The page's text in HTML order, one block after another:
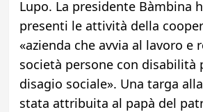
Lupo. La presidente Bàmbina
presenti le attività della
«azienda che avvia al lavoro e
società persone con disabilità
disagio sociale». Una targa
stata attribuita al papà del